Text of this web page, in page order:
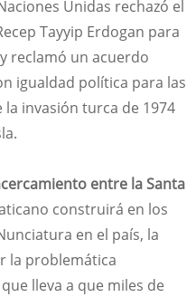
Unidas rechazó el
Tayyip Erdogan para
reclamó un acuerdo
igualdad política para las
invasión turca de 1974
entre la Santa
construirá en los
en el país, la
la problemática
lleva a que miles de